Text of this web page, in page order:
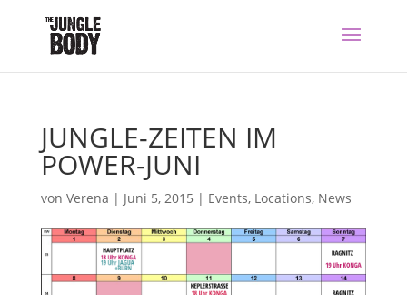
JUNGLE-ZEITEN IM
POWER-JUNI
von Verena | Juni 5, 2015 | Events, Locations, News